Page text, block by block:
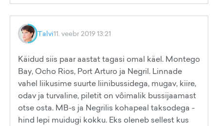
Talvi11. veebr 2019 13:21
Käidud siis paar aastat tagasi omal käel. Montego
Bay, Ocho Rios, Port Arturo ja Negril. Linnade
vahel liikusime suurte liinibussidega, mugav, kiire,
odav ja turvaline, piletit on vôimalik bussijaamast
otse osta. MB-s ja Negrilis kohapeal taksodega -
hind lepi muidugi kokku. Eks oleneb sellest kus